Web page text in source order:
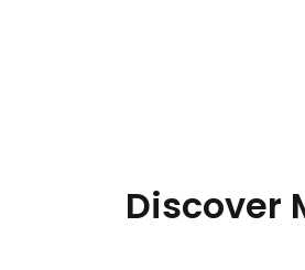
Discover